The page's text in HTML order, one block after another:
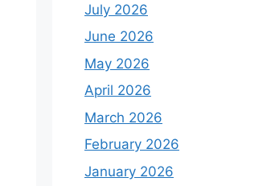
July 2026
June 2026
May 2026
April 2026
March 2026
February 2026
January 2026